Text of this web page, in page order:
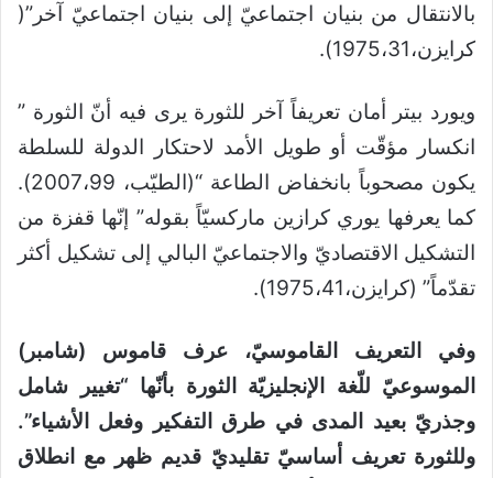
بالانتقال من بنيان اجتماعيّ إلى بنيان اجتماعيّ آخر”(
كرايزن،1975،31).
ويورد بيتر أمان تعريفاً آخر للثورة يرى فيه أنّ الثورة ”
انكسار مؤقّت أو طويل الأمد لاحتكار الدولة للسلطة
يكون مصحوباً بانخفاض الطاعة “(الطيّب، 2007،99).
كما يعرفها يوري كرازين ماركسيّاً بقوله” إنّها قفزة من
التشكيل الاقتصاديّ والاجتماعيّ البالي إلى تشكيل أكثر
تقدّماً” (كرايزن،1975،41).
وفي التعريف القاموسيّ، عرف قاموس (شامبر)
الموسوعيّ للّغة الإنجليزيّة الثورة بأنّها “تغيير شامل
وجذريّ بعيد المدى في طرق التفكير وفعل الأشياء”.
وللثورة تعريف أساسيّ تقليديّ قديم ظهر مع انطلاق